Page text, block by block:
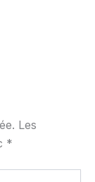
Les
*